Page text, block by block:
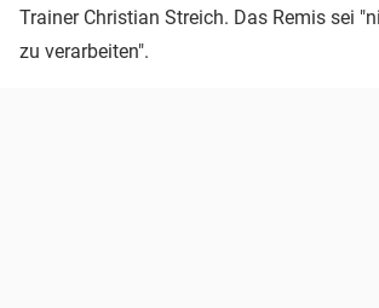
Trainer Christian Streich. Das Remis sei
zu verarbeiten".